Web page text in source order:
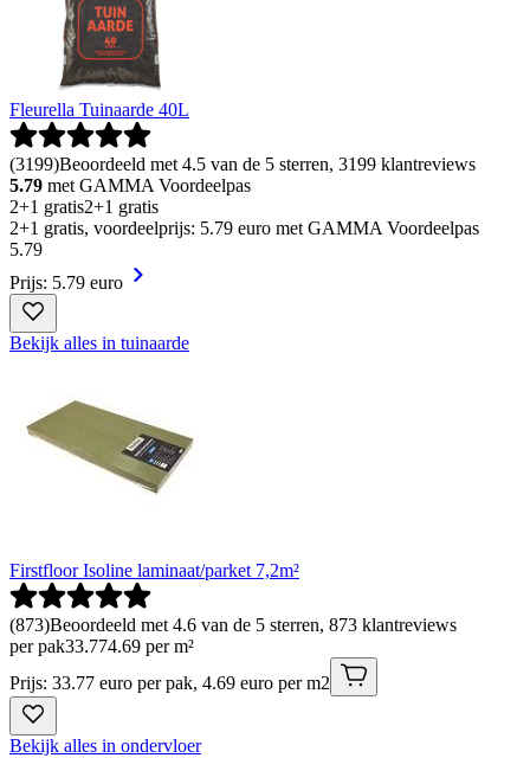
Fleurella Tuinaarde 40L
(3199)Beoordeeld met 4.5 van de 5 sterren, 3199 klantreviews
5.79 met GAMMA Voordeelpas
2+1 gratis2+1 gratis
2+1 gratis, voordeelprijs: 5.79 euro met GAMMA Voordeelpas
5.79
Prijs: 5.79 euro
Bekijk alles in tuinaarde
Firstfloor Isoline laminaat/parket 7,2m²
(873)Beoordeeld met 4.6 van de 5 sterren, 873 klantreviews
per pak33.774.69 per m²
Prijs: 33.77 euro per pak, 4.69 euro per m2
Bekijk alles in ondervloer